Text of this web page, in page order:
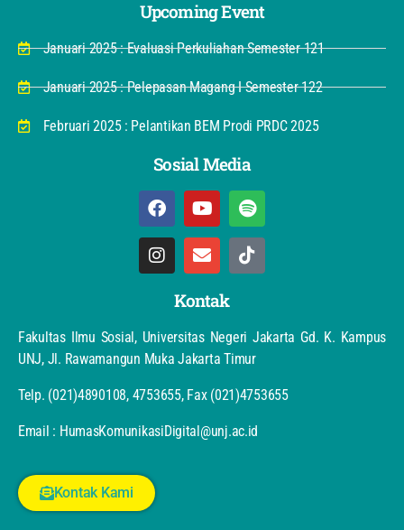
Upcoming Event
Januari 2025 : Evaluasi Perkuliahan Semester 121
Januari 2025 : Pelepasan Magang I Semester 122
Februari 2025 : Pelantikan BEM Prodi PRDC 2025
Sosial Media
Kontak
Fakultas Ilmu Sosial, Universitas Negeri Jakarta Gd. K. Kampus
UNJ, Jl. Rawamangun Muka Jakarta Timur
Telp. (021)4890108, 4753655, Fax (021)4753655
Email : HumasKomunikasiDigital@unj.ac.id
Kontak Kami